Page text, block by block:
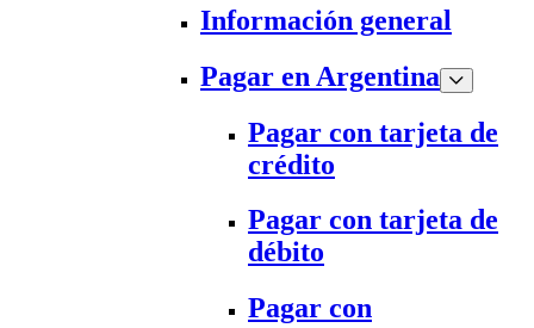
Información general
Pagar en Argentina
Pagar con tarjeta de
crédito
Pagar con tarjeta de
débito
Pagar con